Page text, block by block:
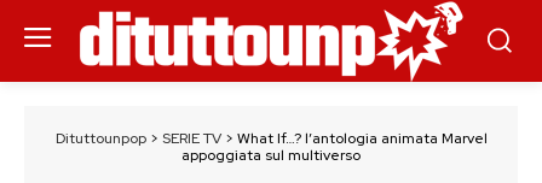
Dituttounpop> SERIE TV> What If…? l’antologia animata Marvel
appoggiata sul multiverso